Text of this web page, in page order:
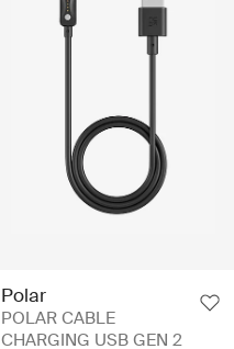
Polar
POLAR CABLE
CHARGING USB GEN 2